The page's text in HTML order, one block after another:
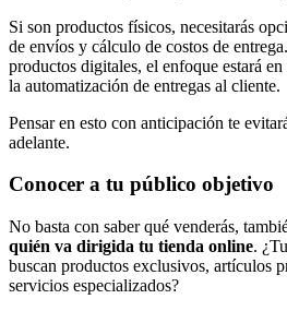
Si son productos físicos, necesitarás
de envíos y cálculo de costos de
productos digitales, el enfoque estará en
la automatización de entregas al cliente.
Pensar en esto con anticipación te
adelante.
Conocer a tu público objetivo
No basta con saber qué venderás,
quién va dirigida tu tienda online.
buscan productos exclusivos, artículos
servicios especializados?